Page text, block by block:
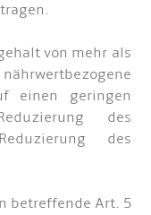
von mehr als
einen geringen
des
des
Art. 5